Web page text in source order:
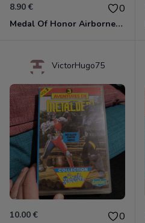
8.90 € 0
Medal Of Honor Airborne Xbox 360
VictorHugo75
10.00 € 0